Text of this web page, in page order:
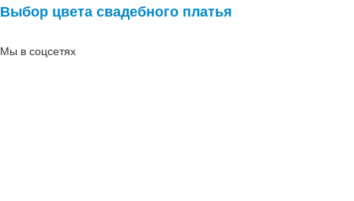
Выбор цвета свадебного платья
Мы в соцсетях